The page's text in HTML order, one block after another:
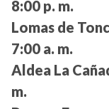
8:00 p. m.
Lomas de
7:00 a. m.
Aldea La
m.